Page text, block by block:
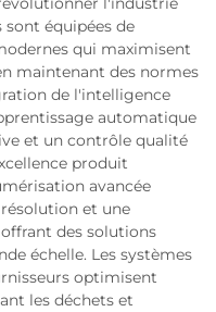
équipées de
qui maximisent
maintenant des normes
de l'intelligence
automatique
et un contrôle qualité
produit
avancée
et une
des solutions
échelle. Les systèmes
optimisent
les déchets et